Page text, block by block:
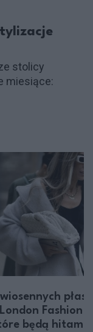
stolicy
miesiące:
Fashion
będą hitami